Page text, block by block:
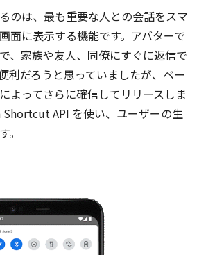
のは、最も重要な人との会話をスマ
面に表示する機能です。アバターで
、家族や友人、同僚にすぐに返信で
利だろうと思っていましたが、ベー
よってさらに確信してリリースしま
API を使い、ユーザーの生
。